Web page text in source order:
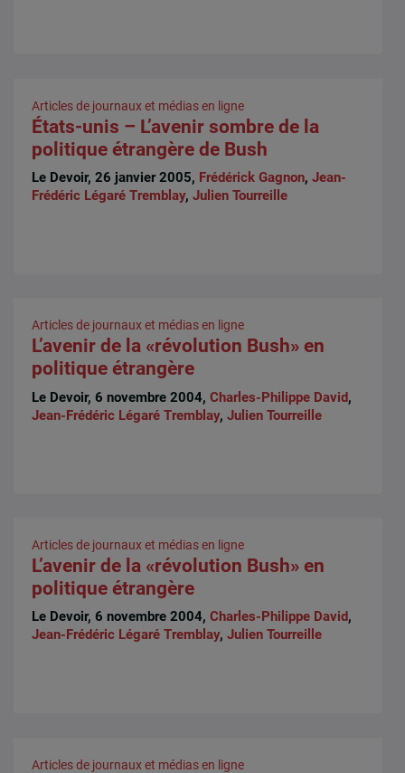
Articles de journaux et médias en ligne
États-unis – L’avenir sombre de la
politique étrangère de Bush
Le Devoir, 26 janvier 2005, Frédérick Gagnon,Jean-
Frédéric Légaré Tremblay,Julien Tourreille
Articles de journaux et médias en ligne
L’avenir de la «révolution Bush» en
politique étrangère
Le Devoir, 6 novembre 2004,Charles-Philippe David,
Jean-Frédéric Légaré Tremblay,Julien Tourreille
Articles de journaux et médias en ligne
L’avenir de la «révolution Bush» en
politique étrangère
Le Devoir, 6 novembre 2004,Charles-Philippe David,
Jean-Frédéric Légaré Tremblay,Julien Tourreille
Articles de journaux et médias en ligne